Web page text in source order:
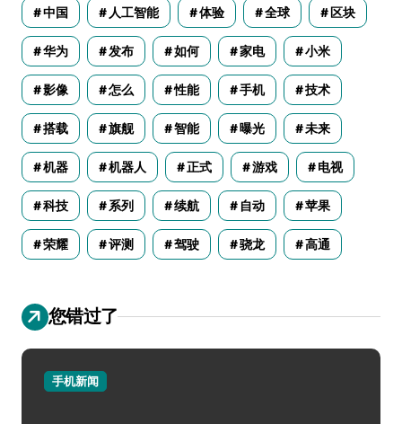
中国 人工智能 体验 全球 区块
华为 发布 如何 家电 小米
影像 怎么 性能 手机 技术
搭载 旗舰 智能 曝光 未来
机器 机器人 正式 游戏 电视
科技 系列 续航 自动 苹果
荣耀 评测 驾驶 骁龙 高通
您错过了
手机新闻